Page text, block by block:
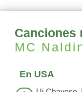
Canciones
MC
En USA